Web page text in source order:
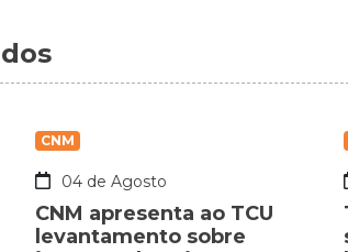
CNM
04 de Agosto
CNM apresenta ao TCU
levantamento sobre